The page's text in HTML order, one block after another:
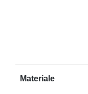
Materiale